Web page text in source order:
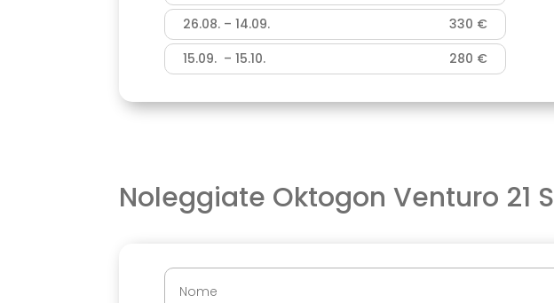
26.08. – 14.09.
330 €
15.09. – 15.10.
280 €
Noleggiate Oktogon Venturo 21 S